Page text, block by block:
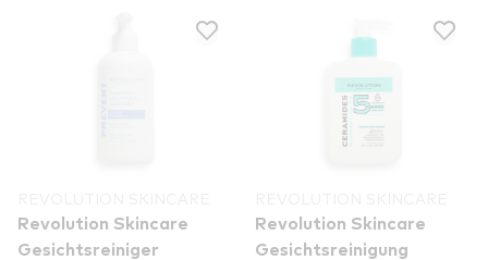
Revolution Skincare
Gesichtsreiniger
Revolution Skincare
Gesichtsreinigung